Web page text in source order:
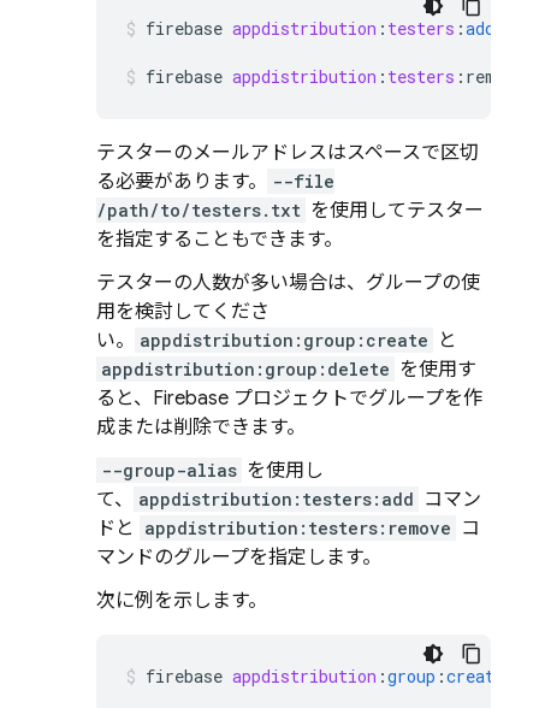
firebase appdistribution : testers :add
firebase appdistribution : testers : remove
テスターのメールアドレスはスペースで区切
る必要があります。
--file
/path/to/testers.txt を使用してテスター
を指定することもできます。
テスターの人数が多い場合は、グループの使
用を検討してくださ
い。
appdistribution:group:create と
appdistribution:group:delete を使用す
ると、Firebase プロジェクトでグループを作
成または削除できます。
--group-alias を使用し
て、
appdistribution:testers:add コマン
ドと
appdistribution:testers:remove コ
マンドのグループを指定します。
次に例を示します。
firebase appdistribution :group :create